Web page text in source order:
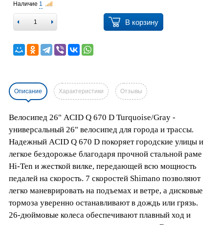
Наличие 1
В корзину
Описание Характеристики Отзывы
Велосипед 26" ACID Q 670 D Turquoise/Gray -
универсальный 26" велосипед для города и трассы.
Надежный ACID Q 670 D покоряет городские улицы и
легкое бездорожье благодаря прочной стальной раме
Hi-Ten и жесткой вилке, передающей всю мощность
педалей на скорость. 7 скоростей Shimano позволяют
легко маневрировать на подъемах и ветре, а дисковые
тормоза уверенно останавливают в дождь или грязь.
26-дюймовые колеса обеспечивают плавный ход и